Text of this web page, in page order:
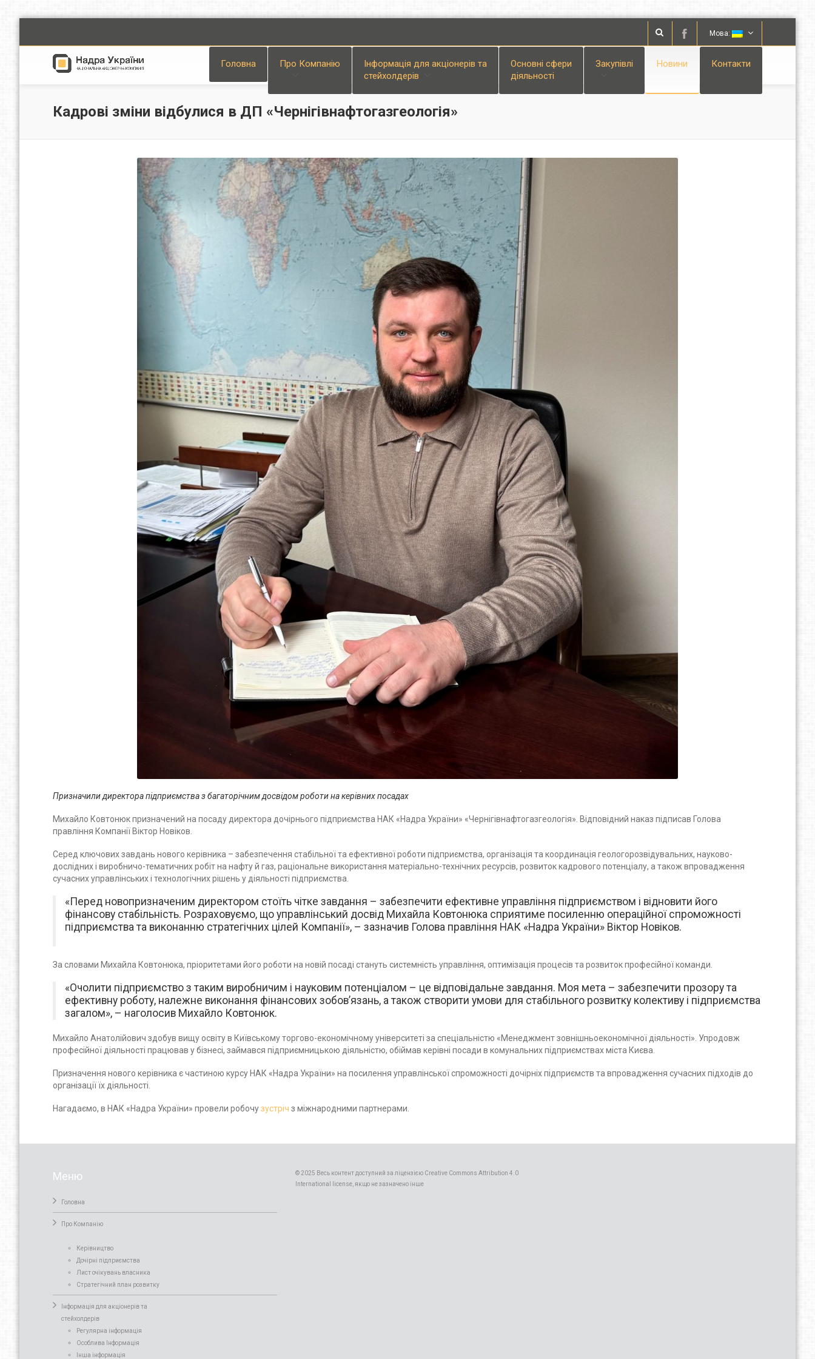
Мова:
Головна Про Компанiю
Інформація для акціонерів та
стейхолдерів
Основні сфери
діяльності
Закупівлі Новини Контакти
Кадрові зміни відбулися в ДП «Чернігівнафтогазгеологія»
Призначили директора підприємства з багаторічним досвідом роботи на керівних посадах
Михайло Ковтонюк призначений на посаду директора дочірнього підприємства НАК «Надра України» «Чернігівнафтогазгеологія». Відповідний наказ підписав Голова
правління Компанії Віктор Новіков.
Серед ключових завдань нового керівника – забезпечення стабільної та ефективної роботи підприємства, організація та координація геологорозвідувальних, науково-
дослідних і виробничо-тематичних робіт на нафту й газ, раціональне використання матеріально-технічних ресурсів, розвиток кадрового потенціалу, а також впровадження
сучасних управлінських і технологічних рішень у діяльності підприємства.
«Перед новопризначеним директором стоїть чітке завдання – забезпечити ефективне управління підприємством і відновити його
фінансову стабільність. Розраховуємо, що управлінський досвід Михайла Ковтонюка сприятиме посиленню операційної спроможності
підприємства та виконанню стратегічних цілей Компанії», – зазначив Голова правління НАК «Надра України» Віктор Новіков.
За словами Михайла Ковтонюка, пріоритетами його роботи на новій посаді стануть системність управління, оптимізація процесів та розвиток професійної команди.
«Очолити підприємство з таким виробничим і науковим потенціалом – це відповідальне завдання. Моя мета – забезпечити прозору та
ефективну роботу, належне виконання фінансових зобов’язань, а також створити умови для стабільного розвитку колективу і підприємства
загалом», – наголосив Михайло Ковтонюк.
Михайло Анатолійович здобув вищу освіту в Київському торгово-економічному університеті за спеціальністю «Менеджмент зовнішньоекономічної діяльності». Упродовж
професійної діяльності працював у бізнесі, займався підприємницькою діяльністю, обіймав керівні посади в комунальних підприємствах міста Києва.
Призначення нового керівника є частиною курсу НАК «Надра України» на посилення управлінської спроможності дочірніх підприємств та впровадження сучасних підходів до
організації їх діяльності.
Нагадаємо, в НАК «Надра України» провели робочузустріч з міжнародними партнерами.
Меню
Головна
Про Компанiю
Керівництво
Дочірні підприємства
Лист очікувань власника
Стратегічний план розвитку
Інформація для акціонерів та
стейхолдерів
Регулярна інформація
Особлива Інформація
Інша інформація
© 2025 Весь контент доступний за ліцензією Creative Commons Attribution 4.0
International license, якщо не зазначено інше